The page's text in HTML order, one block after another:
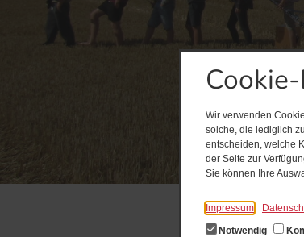
Wir verwenden
solche, die lediglich
entscheiden, welche
der Seite zur
Sie können Ihre
Impressum
Notwendig